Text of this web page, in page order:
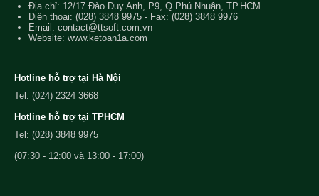
Địa chỉ: 12/17 Đào Duy Anh, P9, Q.Phú Nhuận, TP.HCM
Điện thoại: (028) 3848 9975 - Fax: (028) 3848 9976
Email: contact@ttsoft.com.vn
Website: www.ketoan1a.com
Hotline hỗ trợ tại Hà Nội
Tel: (024) 2324 3668
Hotline hỗ trợ tại TPHCM
Tel: (028) 3848 9975
(07:30 - 12:00 và 13:00 - 17:00)